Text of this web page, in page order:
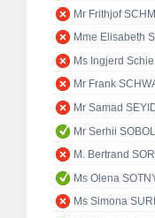
Mr Frithjof
Mme Elisabeth
Ms Ingjerd
Mr Frank
Mr Samad
Mr Serhii
M. Bertrand
Ms Olena
Ms Simona